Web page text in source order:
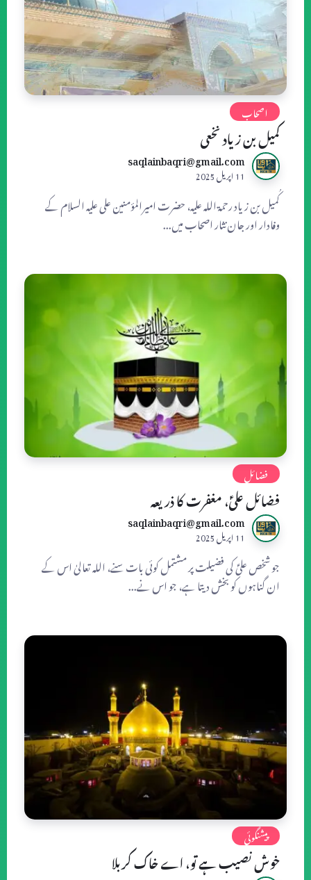
اصحاب
کمیل بن زیاد نخعی
saqlainbaqri@gmail.com
11 اپریل 2025
کُمیل بن زیاد رحمۃ اللہ علیہ، حضرت امیرالمؤمنین علی علیہ السلام کے
وفادار اور جان نثار اصحاب میں...
فضائل
فضائل علیؑ، مغفرت کا ذریعہ
saqlainbaqri@gmail.com
11 اپریل 2025
جو شخص علیؑ کی فضیلت پر مشتمل کوئی بات سنے، اللہ تعالیٰ اس کے
ان گناہوں کو بخش دیتا ہے، جو اس نے...
پیشنگوئی
خوش نصیب ہے تو، اے خاك کربلا